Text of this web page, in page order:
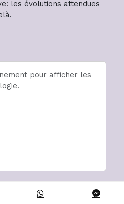
les évolutions attendues
pour afficher les